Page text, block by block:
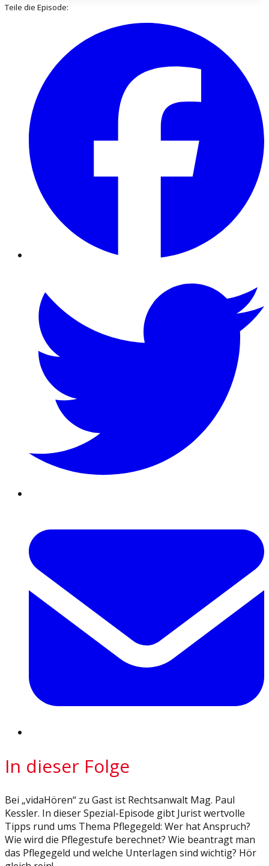
Teile die Episode:
In dieser Folge
Bei „vidaHören“ zu Gast ist Rechtsanwalt Mag. Paul
Kessler. In dieser Spezial-Episode gibt Jurist wertvolle
Tipps rund ums Thema Pflegegeld: Wer hat Anspruch?
Wie wird die Pflegestufe berechnet? Wie beantragt man
das Pflegegeld und welche Unterlagen sind wichtig? Hör